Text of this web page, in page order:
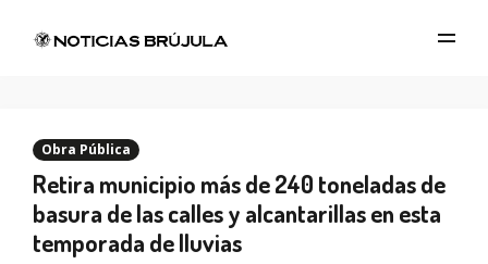
Obra Pública
Retira municipio más de 240 toneladas de
basura de las calles y alcantarillas en esta
temporada de lluvias